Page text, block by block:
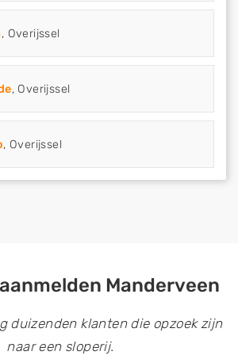
, Overijssel
, Overijssel
, Overijssel
Manderveen
duizenden klanten die opzoek zijn
naar een sloperij.